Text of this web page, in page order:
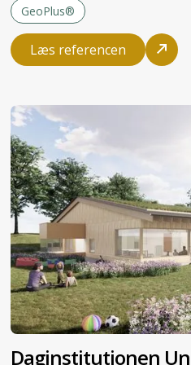
GeoPlus®
Læs referencen
Daginstitutionen